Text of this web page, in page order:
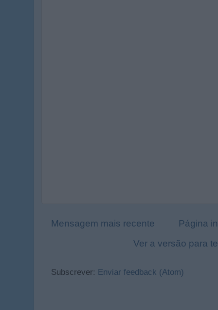
Mensagem mais recente
Página
Ver a versão para
Subscrever: Enviar feedback (Atom)